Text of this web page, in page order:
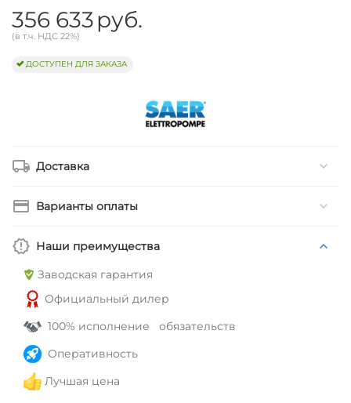
356 633руб.
(в т.ч. НДС 22%)
ДОСТУПЕН ДЛЯ ЗАКАЗА
Доставка
Варианты оплаты
Наши преимущества
Заводская гарантия
Официальный дилер
100% исполнение обязательств
Оперативность
Лучшая цена